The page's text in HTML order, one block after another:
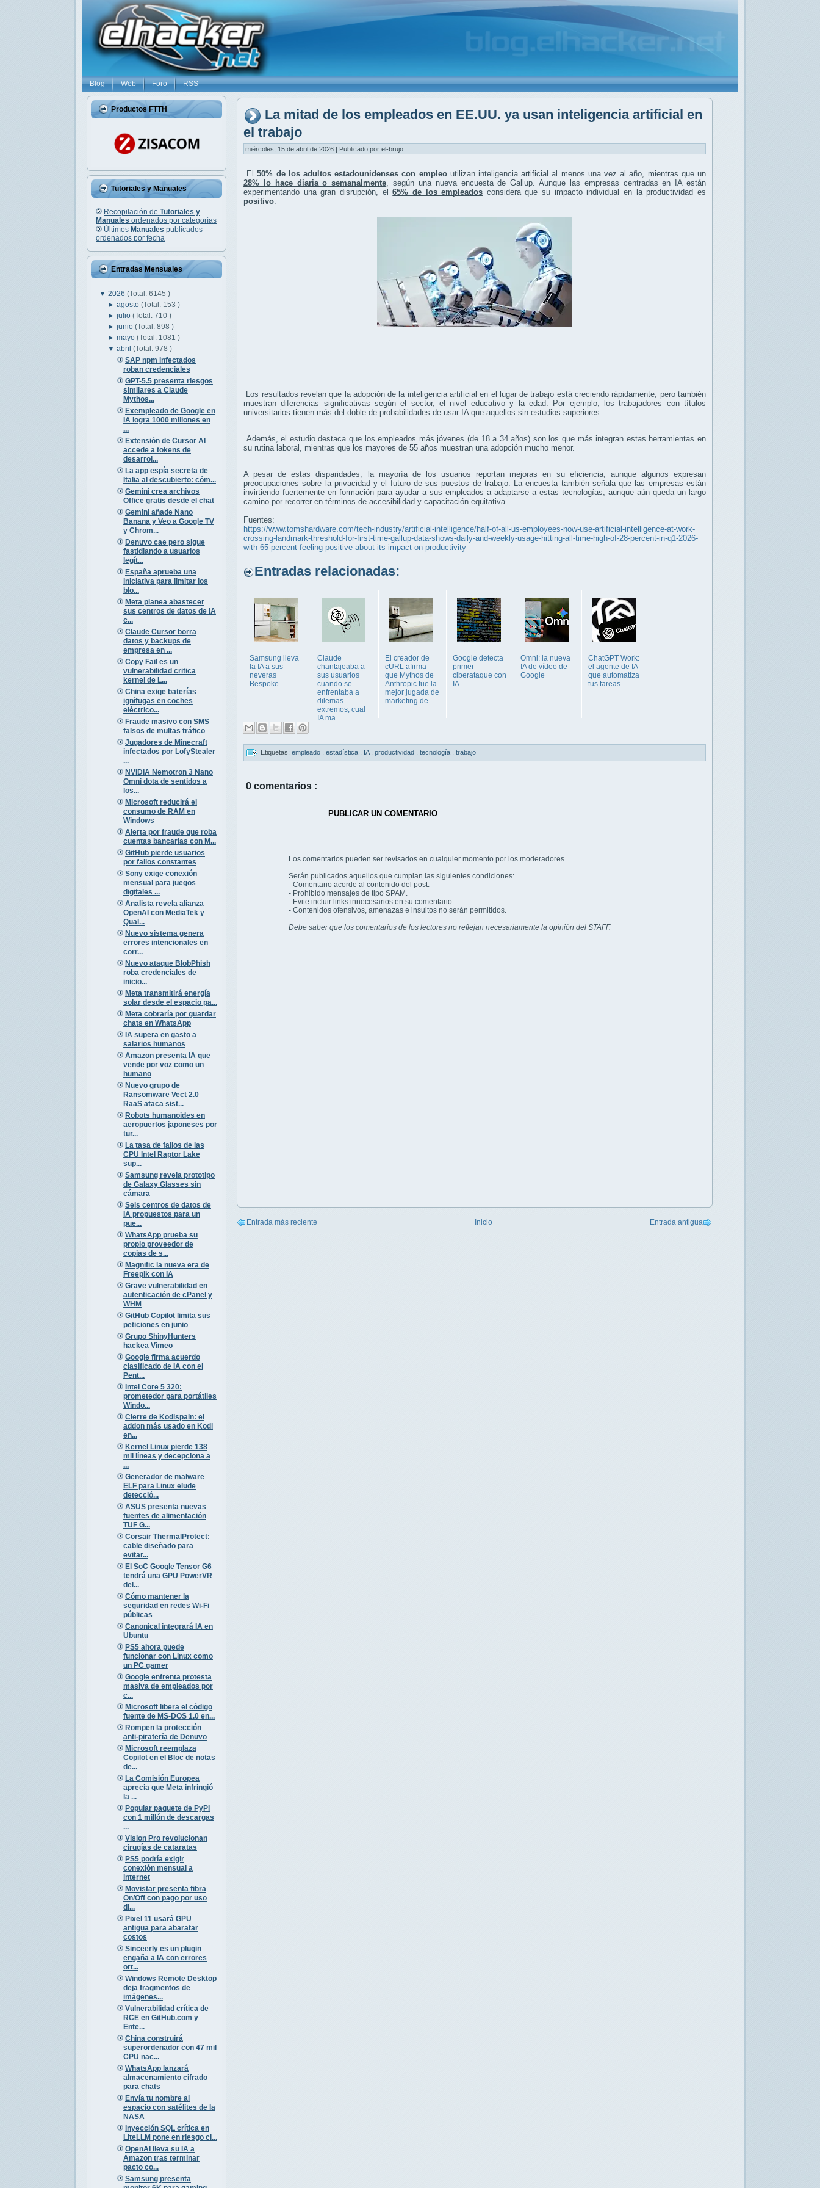
Blog Web Foro RSS
Productos FTTH
Tutoriales y Manuales
Recopilación de Tutoriales y
Manuales ordenados por categorías
Últimos Manuales publicados
ordenados por fecha
Entradas Mensuales
▼ 2026 (Total: 6145 )
►agosto(Total: 153 )
►julio(Total: 710 )
►junio(Total: 898 )
►mayo(Total: 1081 )
▼abril(Total: 978 )
SAP npm infectados
roban credenciales
GPT-5.5 presenta riesgos
similares a Claude
Mythos...
Exempleado de Google en
IA logra 1000 millones en
...
Extensión de Cursor AI
accede a tokens de
desarrol...
La app espía secreta de
Italia al descubierto: cóm...
Gemini crea archivos
Office gratis desde el chat
Gemini añade Nano
Banana y Veo a Google TV
y Chrom...
Denuvo cae pero sigue
fastidiando a usuarios
legít...
España aprueba una
iniciativa para limitar los
blo...
Meta planea abastecer
sus centros de datos de IA
c...
Claude Cursor borra
datos y backups de
empresa en ...
Copy Fail es un
vulnerabilidad critica
kernel de L...
China exige baterías
ignífugas en coches
eléctrico...
Fraude masivo con SMS
falsos de multas tráfico
Jugadores de Minecraft
infectados por LofyStealer
...
NVIDIA Nemotron 3 Nano
Omni dota de sentidos a
los...
Microsoft reducirá el
consumo de RAM en
Windows
Alerta por fraude que roba
cuentas bancarias con M...
GitHub pierde usuarios
por fallos constantes
Sony exige conexión
mensual para juegos
digitales ...
Analista revela alianza
OpenAI con MediaTek y
Qual...
Nuevo sistema genera
errores intencionales en
corr...
Nuevo ataque BlobPhish
roba credenciales de
inicio...
Meta transmitirá energía
solar desde el espacio pa...
Meta cobraría por guardar
chats en WhatsApp
IA supera en gasto a
salarios humanos
Amazon presenta IA que
vende por voz como un
humano
Nuevo grupo de
Ransomware Vect 2.0
RaaS ataca sist...
Robots humanoides en
aeropuertos japoneses por
tur...
La tasa de fallos de las
CPU Intel Raptor Lake
sup...
Samsung revela prototipo
de Galaxy Glasses sin
cámara
Seis centros de datos de
IA propuestos para un
pue...
WhatsApp prueba su
propio proveedor de
copias de s...
Magnific la nueva era de
Freepik con IA
Grave vulnerabilidad en
autenticación de cPanel y
WHM
GitHub Copilot limita sus
peticiones en junio
Grupo ShinyHunters
hackea Vimeo
Google firma acuerdo
clasificado de IA con el
Pent...
Intel Core 5 320:
prometedor para portátiles
Windo...
Cierre de Kodispain: el
addon más usado en Kodi
en...
Kernel Linux pierde 138
mil líneas y decepciona a
...
Generador de malware
ELF para Linux elude
detecció...
ASUS presenta nuevas
fuentes de alimentación
TUF G...
Corsair ThermalProtect:
cable diseñado para
evitar...
El SoC Google Tensor G6
tendrá una GPU PowerVR
del...
Cómo mantener la
seguridad en redes Wi-Fi
públicas
Canonical integrará IA en
Ubuntu
PS5 ahora puede
funcionar con Linux como
un PC gamer
Google enfrenta protesta
masiva de empleados por
c...
Microsoft libera el código
fuente de MS-DOS 1.0 en...
Rompen la protección
anti-piratería de Denuvo
Microsoft reemplaza
Copilot en el Bloc de notas
de...
La Comisión Europea
aprecia que Meta infringió
la ...
Popular paquete de PyPI
con 1 millón de descargas
...
Vision Pro revolucionan
cirugías de cataratas
PS5 podría exigir
conexión mensual a
internet
Movistar presenta fibra
On/Off con pago por uso
di...
Pixel 11 usará GPU
antigua para abaratar
costos
Sinceerly es un plugin
engaña a IA con errores
ort...
Windows Remote Desktop
deja fragmentos de
imágenes...
Vulnerabilidad crítica de
RCE en GitHub.com y
Ente...
China construirá
superordenador con 47 mil
CPU nac...
WhatsApp lanzará
almacenamiento cifrado
para chats
Envía tu nombre al
espacio con satélites de la
NASA
Inyección SQL crítica en
LiteLLM pone en riesgo cl...
OpenAI lleva su IA a
Amazon tras terminar
pacto co...
Samsung presenta
La mitad de los empleados en EE.UU. ya usan inteligencia artificial en
el trabajo
miércoles, 15 de abril de 2026 | Publicado por el-brujo
El50% de los adultos estadounidenses con empleoutilizan inteligencia artificial al menos una vez al año, mientras que un
28% lo hace diaria o semanalmente , según una nueva encuesta de Gallup. Aunque las empresas centradas en IA están
experimentando una gran disrupción, el65% de los empleados considera que su impacto individual en la productividad es
positivo
Los resultados revelan que la adopción de la inteligencia artificial en el lugar de trabajo está creciendo rápidamente, pero también
muestran diferencias significativas según el sector, el nivel educativo y la edad. Por ejemplo, los trabajadores con títulos
universitarios tienen más del doble de probabilidades de usar IA que aquellos sin estudios superiores.
Además, el estudio destaca que los empleados más jóvenes (de 18 a 34 años) son los que más integran estas herramientas en
su rutina laboral, mientras que los mayores de 55 años muestran una adopción mucho menor.
A pesar de estas disparidades, la mayoría de los usuarios reportan mejoras en su eficiencia, aunque algunos expresan
preocupaciones sobre la privacidad y el futuro de sus puestos de trabajo. La encuesta también señala que las empresas están
invirtiendo fuertemente en formación para ayudar a sus empleados a adaptarse a estas tecnologías, aunque aún queda un largo
camino por recorrer en términos de accesibilidad y capacitación equitativa.
Fuentes:
https://www.tomshardware.com/tech-industry/artificial-intelligence/half-of-all-us-employees-now-use-artificial-intelligence-at-work-
crossing-landmark-threshold-for-first-time-gallup-data-shows-daily-and-weekly-usage-hitting-all-time-high-of-28-percent-in-q1-2026-
with-65-percent-feeling-positive-about-its-impact-on-productivity
Entradas relacionadas:
Samsung lleva
la IA a sus
neveras
Bespoke
Claude
chantajeaba a
sus usuarios
cuando se
enfrentaba a
dilemas
extremos, cual
IA ma...
El creador de
cURL afirma
que Mythos de
Anthropic fue la
mejor jugada de
marketing de...
Google detecta
primer
ciberataque con
IA
Omni: la nueva
IA de vídeo de
Google
ChatGPT Work:
el agente de IA
que automatiza
tus tareas
Etiquetas: empleado estadística IA productividad tecnología trabajo
0 comentarios :
PUBLICAR UN COMENTARIO
Los comentarios pueden ser revisados en cualquier momento por los moderadores.
Serán publicados aquellos que cumplan las siguientes condiciones:
- Comentario acorde al contenido del post.
- Prohibido mensajes de tipo SPAM.
- Evite incluir links innecesarios en su comentario.
- Contenidos ofensivos, amenazas e insultos no serán permitidos.
Debe saber que los comentarios de los lectores no reflejan necesariamente la opinión del STAFF.
Entrada más reciente Entrada antigua
Inicio